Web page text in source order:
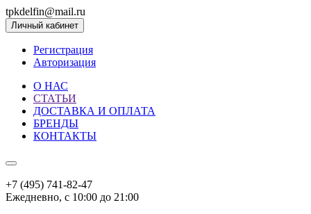
tpkdelfin@mail.ru
Личный кабинет
Регистрация
Авторизация
О НАС
СТАТЬИ
ДОСТАВКА И ОПЛАТА
БРЕНДЫ
КОНТАКТЫ
+7 (495) 741-82-47
Ежедневно, с 10:00 до 21:00